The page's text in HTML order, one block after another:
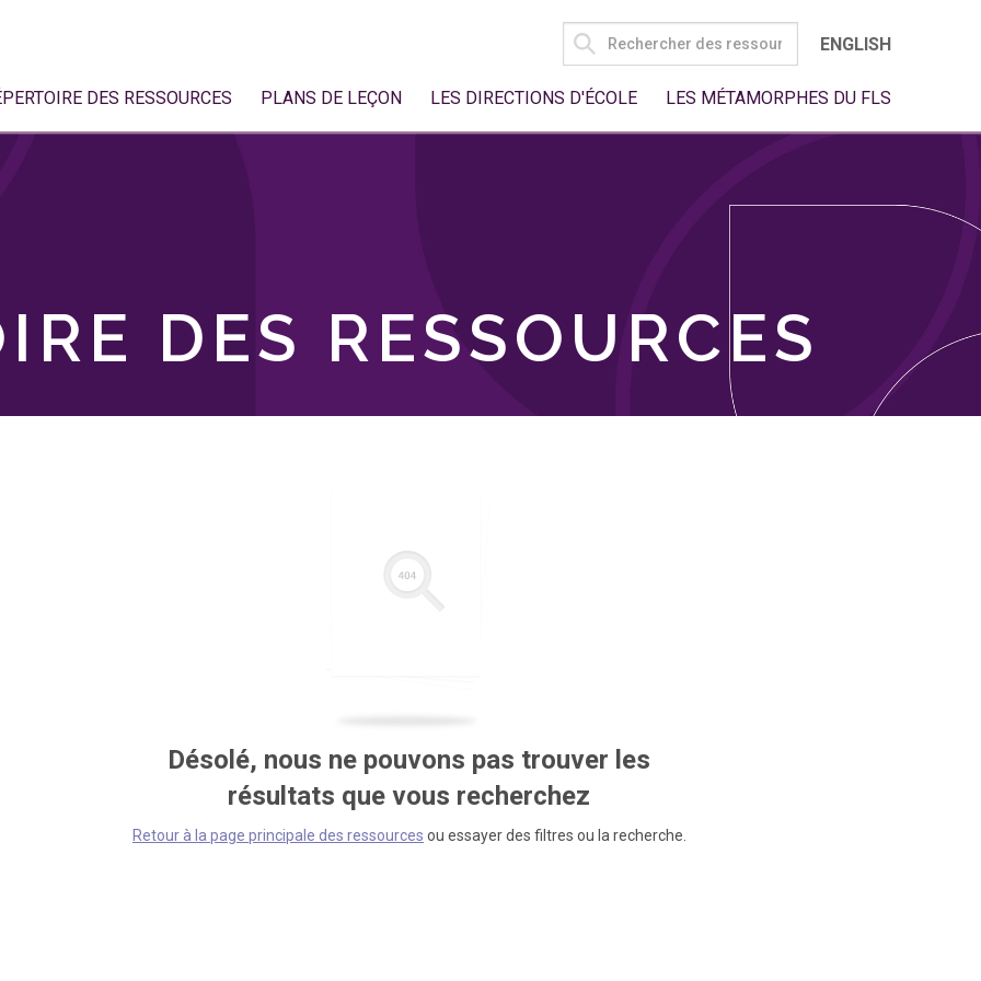
SEARCH
FOR:
ENGLISH
DES RESSOURCES PLANS DE LEÇON LES DIRECTIONS D'ÉCOLE LES MÉTAMORPHES DU FLS
DES RESSOURCES
Désolé, nous ne pouvons pas trouver les
résultats que vous recherchez
Retour à la page principale des ressources ou essayer des filtres ou la recherche.